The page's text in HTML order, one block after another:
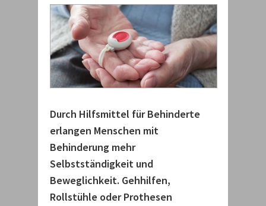
Durch Hilfsmittel für Behinderte
erlangen Menschen mit
Behinderung mehr
Selbstständigkeit und
Beweglichkeit. Gehhilfen,
Rollstühle oder Prothesen